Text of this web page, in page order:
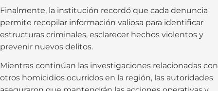
Finalmente, la institución recordó que cada denuncia
permite recopilar información valiosa para identificar
estructuras criminales, esclarecer hechos violentos y
prevenir nuevos delitos.
Mientras continúan las investigaciones relacionadas con
otros homicidios ocurridos en la región, las autoridades